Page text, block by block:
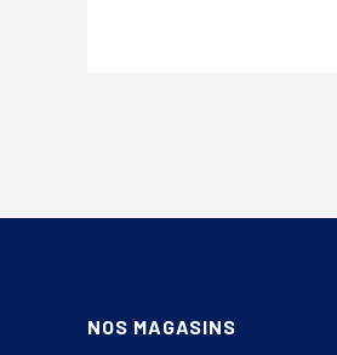
NOS MAGASINS